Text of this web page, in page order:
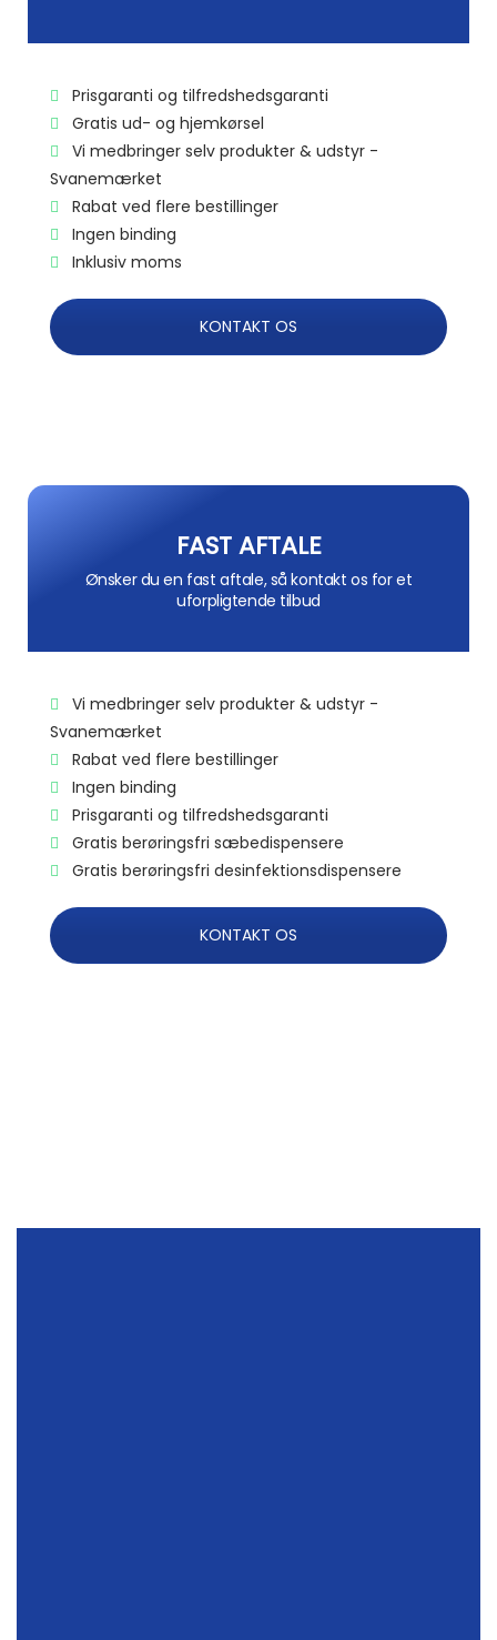
Prisgaranti og tilfredshedsgaranti
Gratis ud- og hjemkørsel
Vi medbringer selv produkter & udstyr -
Svanemærket
Rabat ved flere bestillinger
Ingen binding
Inklusiv moms
KONTAKT OS
FAST AFTALE
Ønsker du en fast aftale, så kontakt os for et
uforpligtende tilbud
Vi medbringer selv produkter & udstyr -
Svanemærket
Rabat ved flere bestillinger
Ingen binding
Prisgaranti og tilfredshedsgaranti
Gratis berøringsfri sæbedispensere
Gratis berøringsfri desinfektionsdispensere
KONTAKT OS